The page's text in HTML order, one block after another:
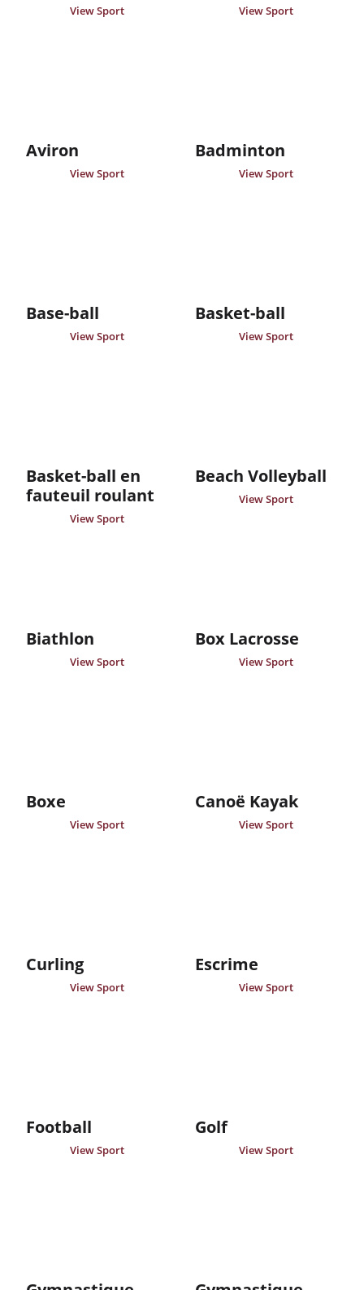
View Sport View Sport
Aviron
View Sport
Badminton
View Sport
Base-ball
View Sport
Basket-ball
View Sport
Basket-ball en
fauteuil roulant
View Sport
Beach Volleyball
View Sport
Biathlon
View Sport
Box Lacrosse
View Sport
Boxe
View Sport
Canoë Kayak
View Sport
Curling
View Sport
Escrime
View Sport
Football
View Sport
Golf
View Sport